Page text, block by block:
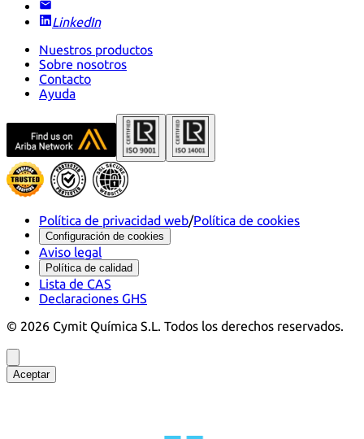
LinkedIn
Nuestros productos
Sobre nosotros
Contacto
Ayuda
Política de privacidad web/Política de cookies
Configuración de cookies
Aviso legal
Política de calidad
Lista de CAS
Declaraciones GHS
© 2026 Cymit Química S.L. Todos los derechos reservados.
Aceptar